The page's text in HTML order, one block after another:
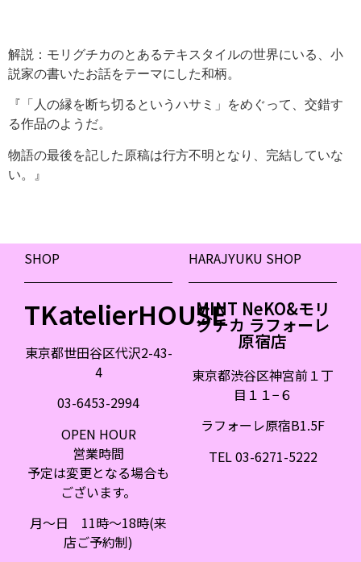
解説：モリグチカのとあるテキスタイルの世界にいる、小
説家の書いたお話をテーマにした和柄。
『「人の縁を断ち切るというハサミ」をめぐって、交錯す
る作品のようだ。
物語の最後を記した原稿は行方不明となり、完結していな
い。』
SHOP
TKatelierHOUSE
東京都世田谷区代沢2-43-
4
03-6453-2994
OPEN HOUR
営業時間
予定は変更となる場合も
ございます。
月〜日 11時〜18時(来
店ご予約制)
HARAJYUKU SHOP
MINT NeKO&モリ
グチカ ラフォーレ
原宿店
東京都渋谷区神宮前１丁
目１１−６
ラフォーレ原宿B1.5F
TEL 03-6271-5222